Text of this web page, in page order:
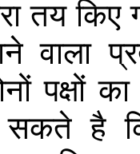
तय किए
वाला
पक्षों का
सकते है